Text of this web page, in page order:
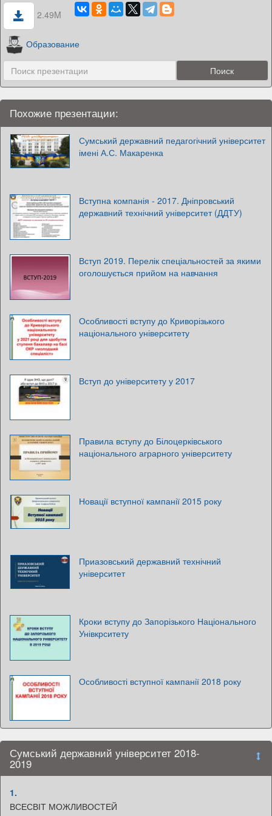
2.49M
Образование
Похожие презентации:
Сумський державний педагогічний університет
імені А.С. Макаренка
Вступна компанія - 2017. Дніпровський
державний технічний університет (ДДТУ)
Вступ 2019. Перелік спеціальностей за якими
оголошується прийом на навчання
Особливості вступу до Криворізького
національного університету
Вступ до університету у 2017
Правила вступу до Білоцерківського
національного аграрного університету
Новації вступної кампанії 2015 року
Приазовський державний технічний
університет
Кроки вступу до Запорізького Національного
Унівкрситету
Особливості вступної кампанії 2018 року
Сумський державний університет 2018-
2019
1.
ВСЕСВІТ МОЖЛИВОСТЕЙ